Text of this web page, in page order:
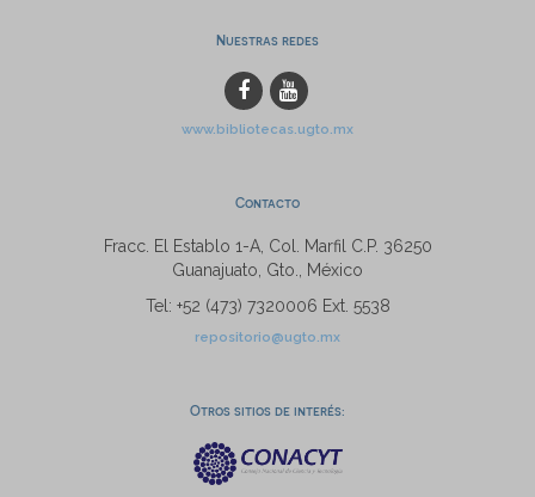
Nuestras redes
www.bibliotecas.ugto.mx
Contacto
Fracc. El Establo 1-A, Col. Marfil C.P. 36250
Guanajuato, Gto., México
Tel: +52 (473) 7320006 Ext. 5538
repositorio@ugto.mx
Otros sitios de interés: